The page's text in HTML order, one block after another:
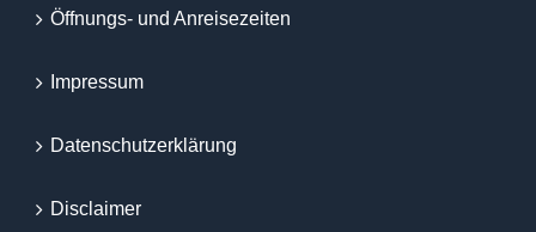
Öffnungs- und Anreisezeiten
Impressum
Datenschutzerklärung
Disclaimer